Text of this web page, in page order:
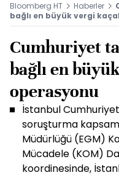
Bloomberg HT Haberler
bağlı en büyük vergi
Cumhuriyet
bağlı en
operasyonu
İstanbul Cumhuriyet
soruşturma
Müdürlüğü (EGM)
Mücadele (KOM)
koordinesinde,